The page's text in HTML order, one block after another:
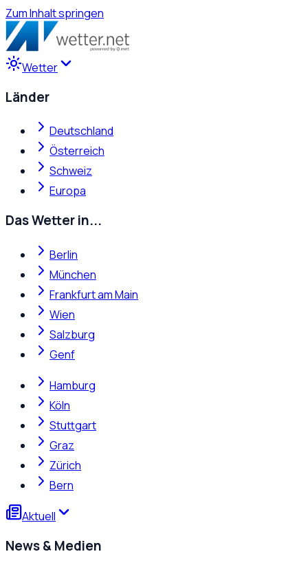
Zum Inhalt springen
Wetter
Länder
Deutschland
Österreich
Schweiz
Europa
Das Wetter in...
Berlin
München
Frankfurt am Main
Wien
Salzburg
Genf
Hamburg
Köln
Stuttgart
Graz
Zürich
Bern
Aktuell
News & Medien